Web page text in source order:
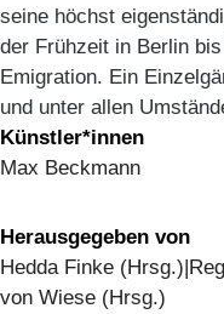
seine höchst
der Frühzeit in Berlin
Emigration. Ein
und unter allen
Künstler*innen
Max Beckmann
Herausgegeben von
Hedda Finke
von Wiese (Hrsg.)